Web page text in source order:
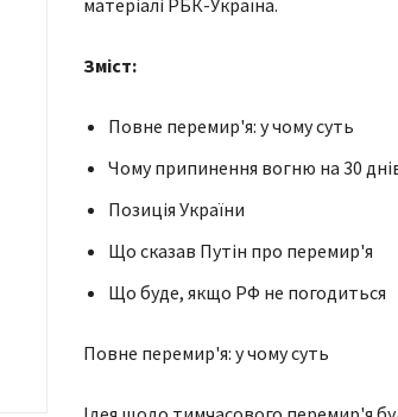
матеріалі РБК-Україна.
Зміст:
Повне перемир'я: у чому суть
Чому припинення вогню на 30
Позиція України
Що сказав Путін про перемир'я
Що буде, якщо РФ не погодиться
Повне перемир'я: у чому суть